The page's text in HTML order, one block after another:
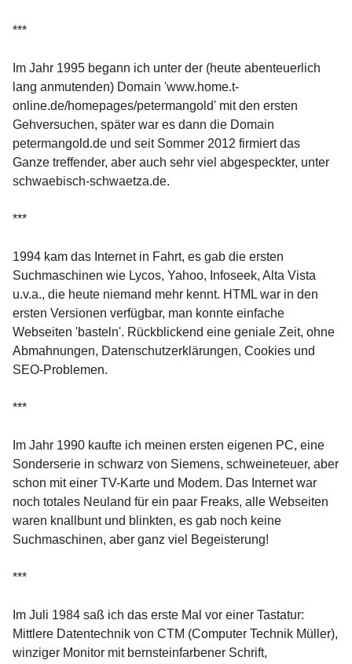
***
Im Jahr 1995 begann ich unter der (heute abenteuerlich
lang anmutenden) Domain 'www.home.t-
online.de/homepages/petermangold' mit den ersten
Gehversuchen, später war es dann die Domain
petermangold.de und seit Sommer 2012 firmiert das
Ganze treffender, aber auch sehr viel abgespeckter, unter
schwaebisch-schwaetza.de.
***
1994 kam das Internet in Fahrt, es gab die ersten
Suchmaschinen wie Lycos, Yahoo, Infoseek, Alta Vista
u.v.a., die heute niemand mehr kennt. HTML war in den
ersten Versionen verfügbar, man konnte einfache
Webseiten 'basteln'. Rückblickend eine geniale Zeit, ohne
Abmahnungen, Datenschutzerklärungen, Cookies und
SEO-Problemen.
***
Im Jahr 1990 kaufte ich meinen ersten eigenen PC, eine
Sonderserie in schwarz von Siemens, schweineteuer, aber
schon mit einer TV-Karte und Modem. Das Internet war
noch totales Neuland für ein paar Freaks, alle Webseiten
waren knallbunt und blinkten, es gab noch keine
Suchmaschinen, aber ganz viel Begeisterung!
***
Im Juli 1984 saß ich das erste Mal vor einer Tastatur:
Mittlere Datentechnik von CTM (Computer Technik Müller),
winziger Monitor mit bernsteinfarbener Schrift,